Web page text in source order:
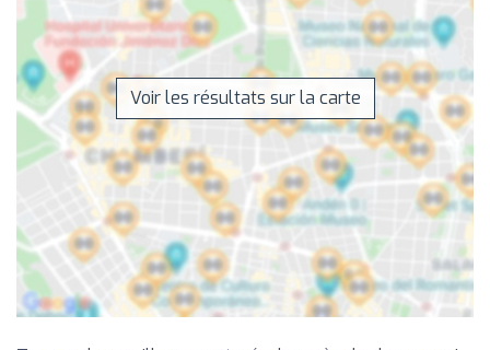
Voir les résultats sur la carte